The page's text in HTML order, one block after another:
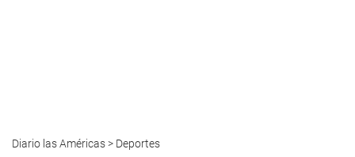
Diario las Américas> Deportes